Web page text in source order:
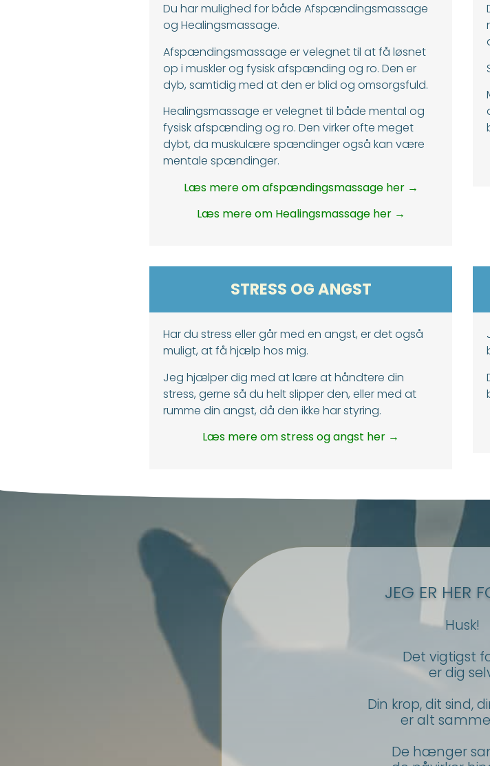
Du har mulighed for både Afspændingsmassage
og Healingsmassage.
Afspændingsmassage er velegnet til at få løsnet
op i muskler og fysisk afspænding og ro. Den er
dyb, samtidig med at den er blid og omsorgsfuld.
Healingsmassage er velegnet til både mental og
fysisk afspænding og ro. Den virker ofte meget
dybt, da muskulære spændinger også kan være
mentale spændinger.
Læs mere om afspændingsmassage her →
Læs mere om Healingsmassage her →
STRESS OG ANGST
Har du stress eller går med en angst, er det også
muligt, at få hjælp hos mig.
Jeg hjælper dig med at lære at håndtere din
stress, gerne så du helt slipper den, eller med at
rumme din angst, då den ikke har styring.
Læs mere om stress og angst her →
JEG ER HER
Husk!
Det vigtigst
er dig
Din krop, dit sind,
er alt
De hænger